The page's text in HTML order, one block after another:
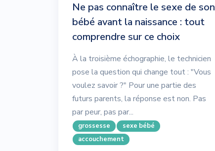
Ne pas connaître le sexe de son
bébé avant la naissance : tout
comprendre sur ce choix
À la troisième échographie, le technicien
pose la question qui change tout : "Vous
voulez savoir ?" Pour une partie des
futurs parents, la réponse est non. Pas
par peur, pas par...
grossesse
sexe bébé
accouchement